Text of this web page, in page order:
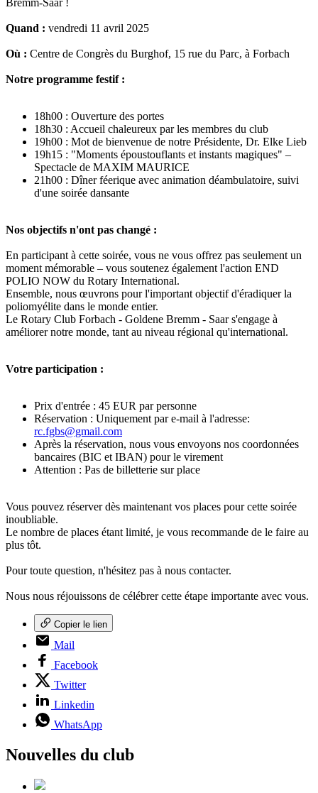
Bremm-Saar !
Quand : vendredi 11 avril 2025
Où : Centre de Congrès du Burghof, 15 rue du Parc, à Forbach
Notre programme festif :
18h00 : Ouverture des portes
18h30 : Accueil chaleureux par les membres du club
19h00 : Mot de bienvenue de notre Présidente, Dr. Elke Lieb
19h15 : "Moments époustouflants et instants magiques" –
Spectacle de MAXIM MAURICE
21h00 : Dîner féerique avec animation déambulatoire, suivi
d'une soirée dansante
Nos objectifs n'ont pas changé :
En participant à cette soirée, vous ne vous offrez pas seulement un
moment mémorable – vous soutenez également l'action END
POLIO NOW du Rotary International.
Ensemble, nous œuvrons pour l'important objectif d'éradiquer la
poliomyélite dans le monde entier.
Le Rotary Club Forbach - Goldene Bremm - Saar s'engage à
améliorer notre monde, tant au niveau régional qu'international.
Votre participation :
Prix d'entrée : 45 EUR par personne
Réservation : Uniquement par e-mail à l'adresse:
rc.fgbs@gmail.com
Après la réservation, nous vous envoyons nos coordonnées
bancaires (BIC et IBAN) pour le virement
Attention : Pas de billetterie sur place
Vous pouvez réserver dès maintenant vos places pour cette soirée
inoubliable.
Le nombre de places étant limité, je vous recommande de le faire au
plus tôt.
Pour toute question, n'hésitez pas à nous contacter.
Nous nous réjouissons de célébrer cette étape importante avec vous.
Copier le lien
Mail
Facebook
Twitter
Linkedin
WhatsApp
Nouvelles du club